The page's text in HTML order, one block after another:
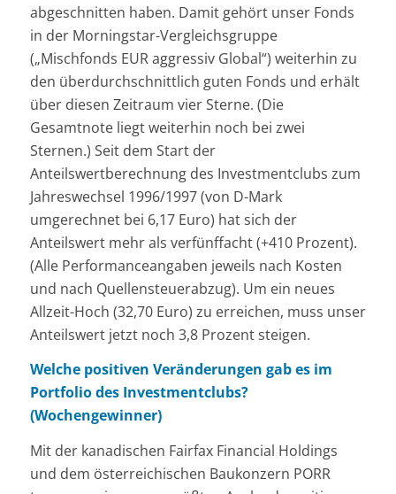
abgeschnitten haben. Damit gehört unser Fonds
in der Morningstar-Vergleichsgruppe
(„Mischfonds EUR aggressiv Global“) weiterhin zu
den überdurchschnittlich guten Fonds und erhält
über diesen Zeitraum vier Sterne. (Die
Gesamtnote liegt weiterhin noch bei zwei
Sternen.) Seit dem Start der
Anteilswertberechnung des Investmentclubs zum
Jahreswechsel 1996/1997 (von D-Mark
umgerechnet bei 6,17 Euro) hat sich der
Anteilswert mehr als verfünffacht (+410 Prozent).
(Alle Performanceangaben jeweils nach Kosten
und nach Quellensteuerabzug). Um ein neues
Allzeit-Hoch (32,70 Euro) zu erreichen, muss unser
Anteilswert jetzt noch 3,8 Prozent steigen.
Welche positiven Veränderungen gab es im
Portfolio des Investmentclubs?
(Wochengewinner)
Mit der kanadischen Fairfax Financial Holdings
und dem österreichischen Baukonzern PORR